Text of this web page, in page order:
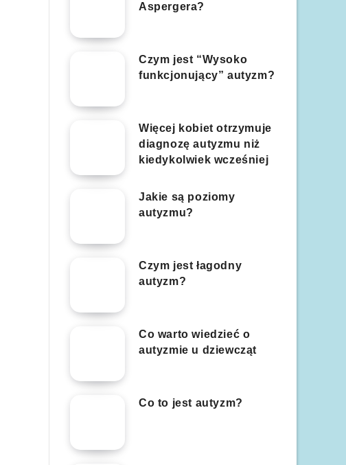
Aspergera?
Czym jest “Wysoko
funkcjonujący” autyzm?
Więcej kobiet otrzymuje
diagnozę autyzmu niż
kiedykolwiek wcześniej
Jakie są poziomy
autyzmu?
Czym jest łagodny
autyzm?
Co warto wiedzieć o
autyzmie u dziewcząt
Co to jest autyzm?